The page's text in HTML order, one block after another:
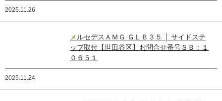
2025.11.26
メルセデスＡＭＧ ＧＬＢ３５ │ サイドステ
ップ取付【世田谷区】お問合せ番号ＳＢ：１
０６５１
2025.11.24